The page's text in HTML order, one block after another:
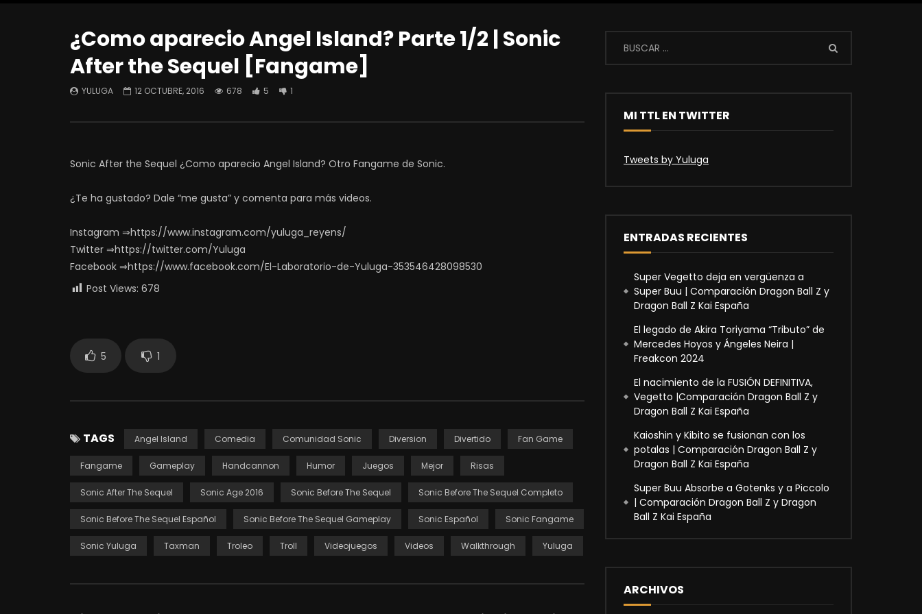
¿Como aparecio Angel Island? Parte 1/2 | Sonic
After the Sequel [Fangame]
YULUGA 12 OCTUBRE, 2016 678 5 1
Sonic After the Sequel ¿Como aparecio Angel Island? Otro Fangame de Sonic.
¿Te ha gustado? Dale “me gusta” y comenta para más videos.
Instagram ⇒https://www.instagram.com/yuluga_reyens/
Twitter ⇒https://twitter.com/Yuluga
Facebook ⇒https://www.facebook.com/El-Laboratorio-de-Yuluga-353546428098530
Post Views: 678
5 1
TAGS Angel Island Comedia Comunidad Sonic Diversion Divertido Fan Game
Fangame Gameplay Handcannon Humor Juegos Mejor Risas
Sonic After The Sequel Sonic Age 2016 Sonic Before The Sequel Sonic Before The Sequel Completo
Sonic Before The Sequel Español Sonic Before The Sequel Gameplay Sonic Español Sonic Fangame
Sonic Yuluga Taxman Troleo Troll Videojuegos Videos Walkthrough Yuluga
MI TTL EN TWITTER
Tweets by Yuluga
ENTRADAS RECIENTES
Super Vegetto deja en vergüenza a
Super Buu | Comparación Dragon Ball Z y
Dragon Ball Z Kai España
El legado de Akira Toriyama “Tributo” de
Mercedes Hoyos y Ángeles Neira |
Freakcon 2024
El nacimiento de la FUSIÓN DEFINITIVA,
Vegetto |Comparación Dragon Ball Z y
Dragon Ball Z Kai España
Kaioshin y Kibito se fusionan con los
potalas | Comparación Dragon Ball Z y
Dragon Ball Z Kai España
Super Buu Absorbe a Gotenks y a Piccolo
| Comparación Dragon Ball Z y Dragon
Ball Z Kai España
ARCHIVOS